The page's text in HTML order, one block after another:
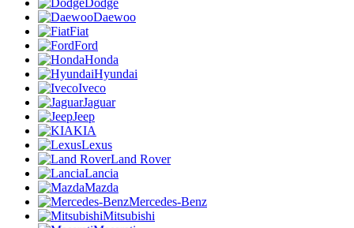
Daewoo
Fiat
Ford
Honda
Hyundai
Iveco
Jaguar
Jeep
KIA
Lexus
Land Rover
Lancia
Mazda
Mercedes-Benz
Mitsubishi